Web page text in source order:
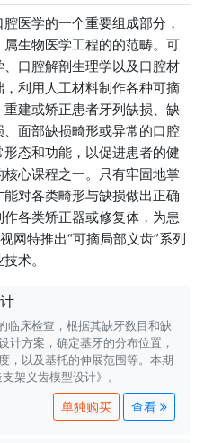
医学的一个重要组成部分，
生物医学工程的的范畴。可
口腔解剖生理学以及口腔材
利用人工材料制作各种可摘
建或矫正患者牙列缺损、缺
面部缺损畸形或异常的口腔
态和功能，以促进患者的健
心课程之一。只有牢固地掌
对各类畸形与缺损做出正确
各类矫正器或修复体，为患
网特推出“可摘局部义齿”系列
术。
临床检查，根据其缺牙数目和缺
计方案，确定基牙的分布位置，
，以及基托的伸展范围等。本期
架义齿模型设计》。
查看